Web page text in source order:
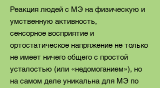
Реакция людей с МЭ на физическую и
умственную активность,
сенсорное восприятие и
ортостатическое напряжение не только
не имеет ничего общего с простой
усталостью (или «недомоганием»), но
на самом деле уникальна для МЭ по